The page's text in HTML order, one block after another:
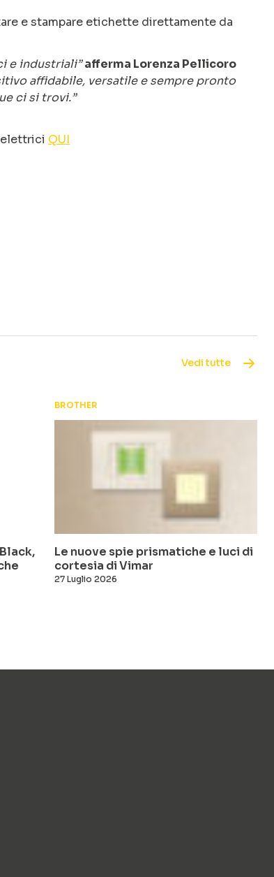
e stampare etichette direttamente da
e industriali”afferma Lorenza Pellicoro
affidabile, versatile e sempre pronto
ci si trovi.”
QUI
Vedi tutte
BROTHER
Le nuove spie prismatiche e luci di
cortesia di Vimar
27 Luglio 2026